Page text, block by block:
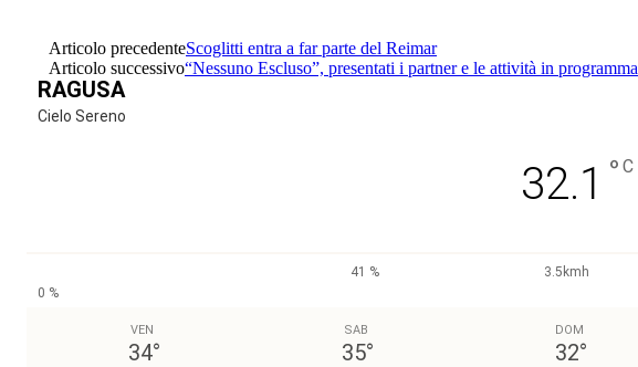
Articolo precedenteScoglitti entra a far parte del Reimar
Articolo successivo“Nessuno Escluso”, presentati i partner e le attività in programma
RAGUSA
Cielo Sereno
32.1 ° C
41 %
3.5kmh
0 %
VEN
34°
SAB
35°
DOM
32°